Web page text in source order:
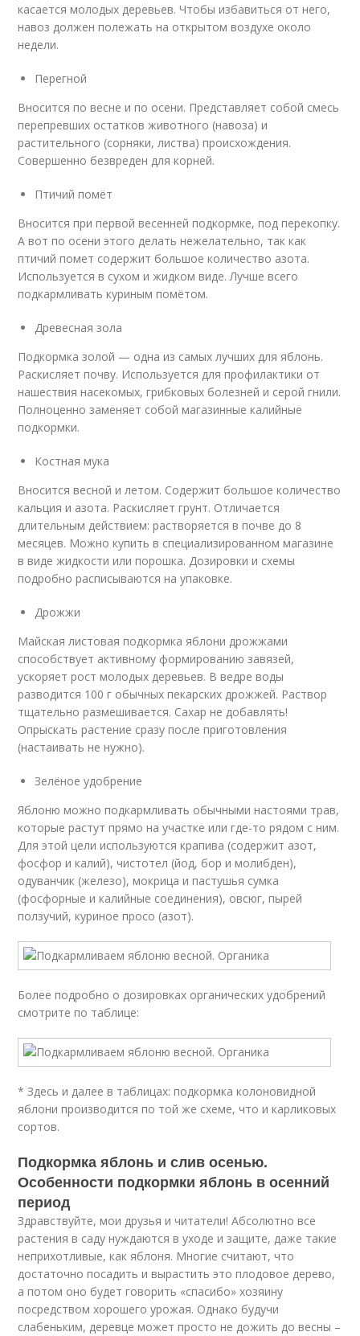
касается молодых деревьев. Чтобы избавиться от него,
навоз должен полежать на открытом воздухе около
недели.
Перегной
Вносится по весне и по осени. Представляет собой смесь
перепревших остатков животного (навоза) и
растительного (сорняки, листва) происхождения.
Совершенно безвреден для корней.
Птичий помёт
Вносится при первой весенней подкормке, под перекопку.
А вот по осени этого делать нежелательно, так как
птичий помет содержит большое количество азота.
Используется в сухом и жидком виде. Лучше всего
подкармливать куриным помётом.
Древесная зола
Подкормка золой — одна из самых лучших для яблонь.
Раскисляет почву. Используется для профилактики от
нашествия насекомых, грибковых болезней и серой гнили.
Полноценно заменяет собой магазинные калийные
подкормки.
Костная мука
Вносится весной и летом. Содержит большое количество
кальция и азота. Раскисляет грунт. Отличается
длительным действием: растворяется в почве до 8
месяцев. Можно купить в специализированном магазине
в виде жидкости или порошка. Дозировки и схемы
подробно расписываются на упаковке.
Дрожжи
Майская листовая подкормка яблони дрожжами
способствует активному формированию завязей,
ускоряет рост молодых деревьев. В ведре воды
разводится 100 г обычных пекарских дрожжей. Раствор
тщательно размешивается. Сахар не добавлять!
Опрыскать растение сразу после приготовления
(настаивать не нужно).
Зелёное удобрение
Яблоню можно подкармливать обычными настоями трав,
которые растут прямо на участке или где-то рядом с ним.
Для этой цели используются крапива (содержит азот,
фосфор и калий), чистотел (йод, бор и молибден),
одуванчик (железо), мокрица и пастушья сумка
(фосфорные и калийные соединения), овсюг, пырей
ползучий, куриное просо (азот).
Более подробно о дозировках органических удобрений
смотрите по таблице:
* Здесь и далее в таблицах: подкормка колоновидной
яблони производится по той же схеме, что и карликовых
сортов.
Подкормка яблонь и слив осенью.
Особенности подкормки яблонь в осенний
период
Здравствуйте, мои друзья и читатели! Абсолютно все
растения в саду нуждаются в уходе и защите, даже такие
неприхотливые, как яблоня. Многие считают, что
достаточно посадить и вырастить это плодовое дерево,
а потом оно будет говорить «спасибо» хозяину
посредством хорошего урожая. Однако будучи
слабеньким, деревце может просто не дожить до весны –